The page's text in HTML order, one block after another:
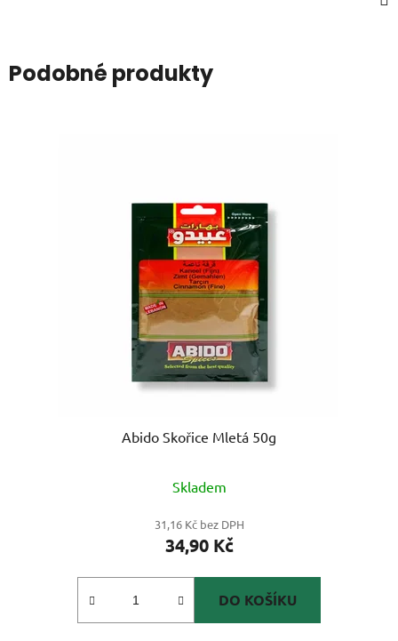
Podobné produkty
Abido Skořice Mletá 50g
Skladem
31,16 Kč bez DPH
34,90 Kč
DO KOŠÍKU